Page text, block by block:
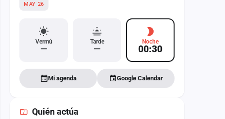
MAY 26
Vermú
—
Tarde
—
Noche
00:30
Mi agenda Google Calendar
Quién actúa